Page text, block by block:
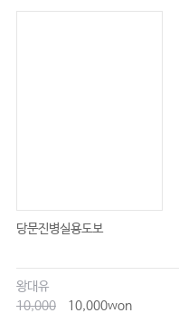
당문진병실용도보
왕대유
10,000
10,000won